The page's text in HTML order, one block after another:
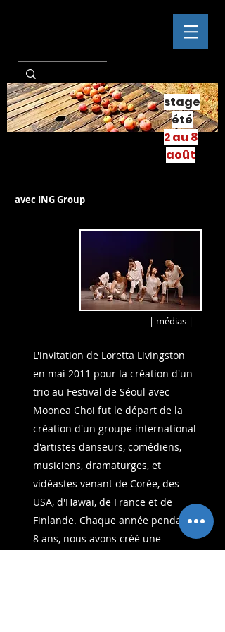
stage
été
2 au 8
août
avec INGGroup
L'invitation de Loretta Livingston
en mai 2011 pour la création d'un
trio au Festival de Séoul avec
Moonea Choi fut le départ de la
création d'un groupe international
d'artistes danseurs, comédiens,
musiciens, dramaturges, et
vidéastes venant de Corée, des
USA, d'Hawaï, de France et de
Finlande. Chaque année pendant
8 ans, nous avons créé une
| médias |